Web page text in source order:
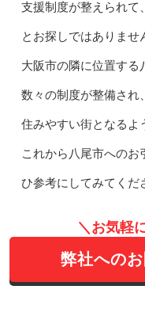
支援制度が整えられて
とお探しではありませ
大阪市の隣に位置する
数々の制度が整備され
住みやすい街となるよ
これから八尾市への
ひ参考にしてみてくだ
＼お気軽
弊社への